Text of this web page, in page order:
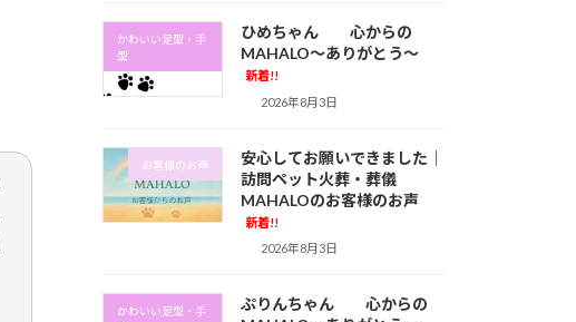
かわいい足型・手
型
ひめちゃん 心からの
MAHALO～ありがとう～
新着!!
2026年8月3日
お客様のお声
安心してお願いできました｜
訪問ペット火葬・葬儀
MAHALOのお客様のお声
新着!!
2026年8月3日
かわいい足型・手
ぷりんちゃん 心からの